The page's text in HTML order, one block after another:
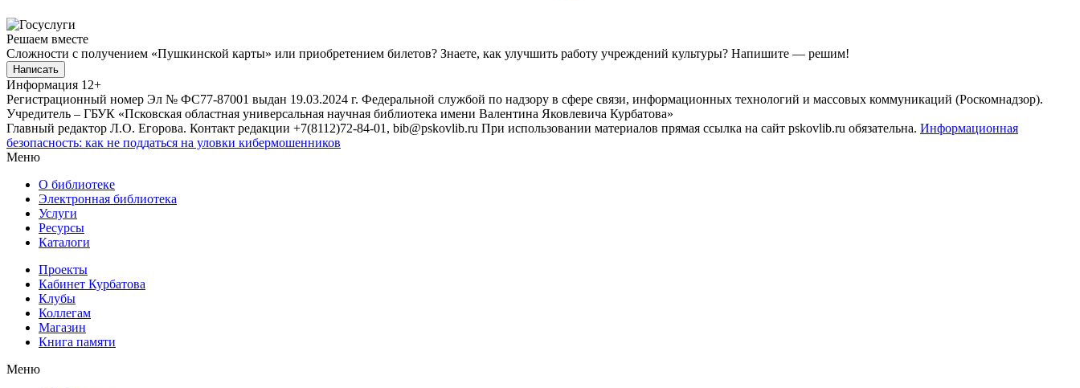
Решаем вместе
Сложности с получением «Пушкинской карты» или приобретением билетов? Знаете, как улучшить работу учреждений культуры? Напишите — решим!
Написать
Информация 12+
Регистрационный номер Эл № ФС77-87001 выдан 19.03.2024 г. Федеральной службой по надзору в сфере связи, информационных технологий и массовых коммуникаций (Роскомнадзор).
Учредитель – ГБУК «Псковская областная универсальная научная библиотека имени Валентина Яковлевича Курбатова»
Главный редактор Л.О. Егорова. Контакт редакции +7(8112)72-84-01, bib@pskovlib.ru При использовании материалов прямая ссылка на сайт pskovlib.ru обязательна. Информационная
безопасность: как не поддаться на уловки кибермошенников
Меню
О библиотеке
Электронная библиотека
Услуги
Ресурсы
Каталоги
Проекты
Кабинет Курбатова
Клубы
Коллегам
Магазин
Книга памяти
Меню